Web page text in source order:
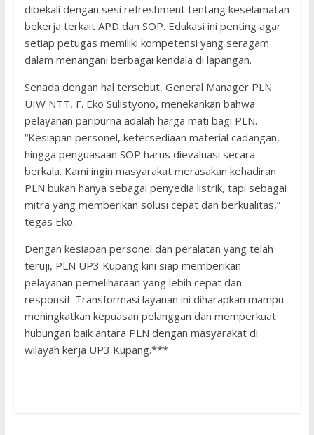
dibekali dengan sesi refreshment tentang keselamatan
bekerja terkait APD dan SOP. Edukasi ini penting agar
setiap petugas memiliki kompetensi yang seragam
dalam menangani berbagai kendala di lapangan.
Senada dengan hal tersebut, General Manager PLN
UIW NTT, F. Eko Sulistyono, menekankan bahwa
pelayanan paripurna adalah harga mati bagi PLN.
“Kesiapan personel, ketersediaan material cadangan,
hingga penguasaan SOP harus dievaluasi secara
berkala. Kami ingin masyarakat merasakan kehadiran
PLN bukan hanya sebagai penyedia listrik, tapi sebagai
mitra yang memberikan solusi cepat dan berkualitas,”
tegas Eko.
Dengan kesiapan personel dan peralatan yang telah
teruji, PLN UP3 Kupang kini siap memberikan
pelayanan pemeliharaan yang lebih cepat dan
responsif. Transformasi layanan ini diharapkan mampu
meningkatkan kepuasan pelanggan dan memperkuat
hubungan baik antara PLN dengan masyarakat di
wilayah kerja UP3 Kupang.***